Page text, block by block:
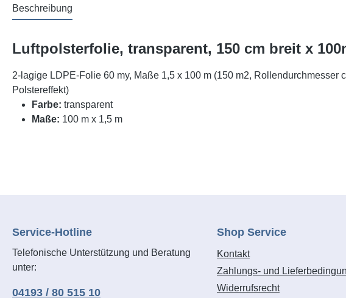
Beschreibung
Luftpolsterfolie, transparent, 150 cm breit x
2-lagige LDPE-Folie 60 my, Maße 1,5 x 100 m (150 m2,
Polstereffekt)
Farbe: transparent
Maße: 100 m x 1,5 m
Service-Hotline
Telefonische Unterstützung und Beratung
unter:
04193 / 80 515 10
Shop Service
Kontakt
Zahlungs- und
Widerrufsrecht